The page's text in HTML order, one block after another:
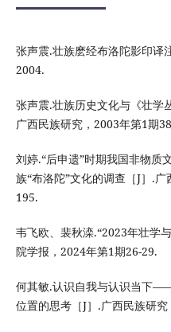
张声震.壮族麽经布洛陀影印译
2004.
张声震.壮族历史文化与《壮
广西民族研究，2003年第1期
刘婷.“后申遗”时期我国非物
族“布洛陀”文化的调查［J］.
195.
韦飞欧、裴秋滦.“2023年壮学
院学报，2024年第1期26-29.
何其敏.认识自我与认识当下
位置的思考［J］.广西民族研